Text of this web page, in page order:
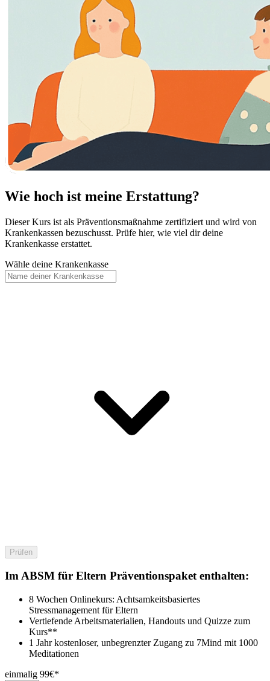
Wie hoch ist meine Erstattung?
Dieser Kurs ist als Präventionsmaßnahme zertifiziert und wird von
Krankenkassen bezuschusst. Prüfe hier, wie viel dir deine
Krankenkasse erstattet.
Wähle deine Krankenkasse
Prüfen
Im ABSM für Eltern Präventionspaket enthalten:
8 Wochen Onlinekurs: Achtsamkeitsbasiertes
Stressmanagement für Eltern
Vertiefende Arbeitsmaterialien, Handouts und Quizze zum
Kurs**
1 Jahr kostenloser, unbegrenzter Zugang zu 7Mind mit 1000
Meditationen
einmalig 99€*